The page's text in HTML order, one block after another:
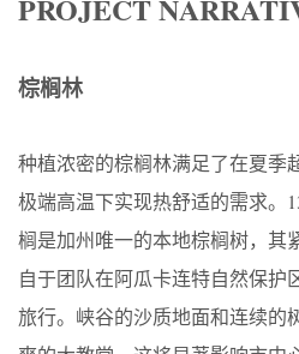
PROJECT
棕榈林
种植浓密的棕榈林满足了在夏季
极端高温下实现热舒适的需求。
榈是加州唯一的本地棕榈树，其
自于团队在阿瓜卡连特自然保护
旅行。峡谷的沙质地面和连续的